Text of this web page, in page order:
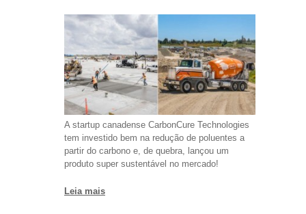
A startup canadense CarbonCure Technologies
tem investido bem na redução de poluentes a
partir do carbono e, de quebra, lançou um
produto super sustentável no mercado!
Leia mais